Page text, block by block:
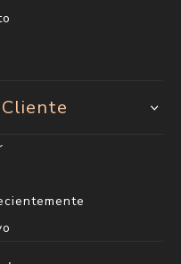
1623
y Minas)
9:00 a 19:00 h.
h.